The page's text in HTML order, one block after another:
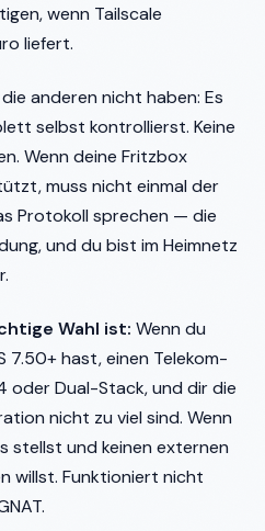
wenn Tailscale
liefert.
anderen nicht haben: Es
selbst kontrollierst. Keine
Wenn deine Fritzbox
muss nicht einmal der
Protokoll sprechen — die
und du bist im Heimnetz
Wahl ist: Wenn du
7.50+ hast, einen Telekom-
oder Dual-Stack, und dir die
nicht zu viel sind. Wenn
stellst und keinen externen
willst. Funktioniert nicht